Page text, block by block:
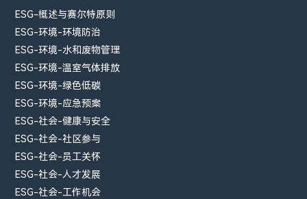
ESG-概述与赛尔特原则
ESG-环境-环境防治
ESG-环境-水和废物管理
ESG-环境-温室气体排放
ESG-环境-绿色低碳
ESG-环境-应急预案
ESG-社会-健康与安全
ESG-社会-社区参与
ESG-社会-员工关怀
ESG-社会-人才发展
ESG-社会-工作机会